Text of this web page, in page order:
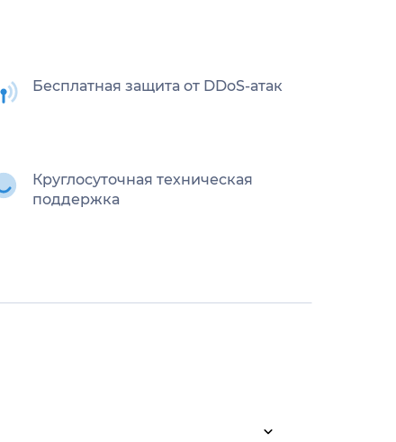
Бесплатная защита от DDoS-атак
Круглосуточная техническая
поддержка